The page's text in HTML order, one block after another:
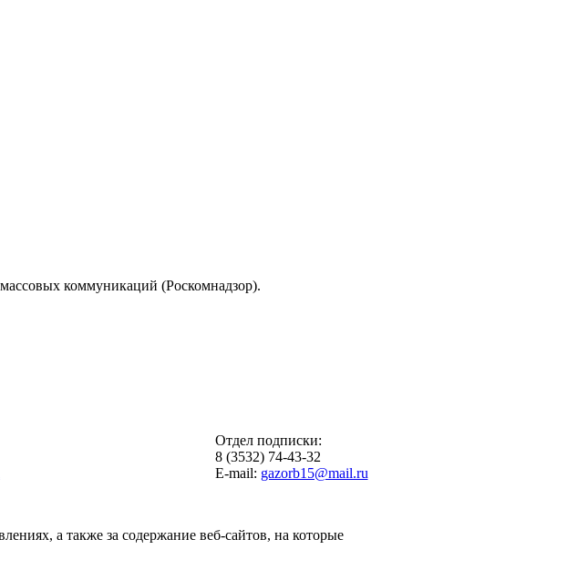
коммуникаций (Роскомнадзор).
Отдел подписки:
8 (3532) 74-43-32
E-mail: gazorb15@mail.ru
а также за содержание веб-сайтов, на которые